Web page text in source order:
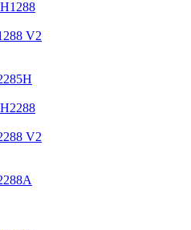
V2
V2